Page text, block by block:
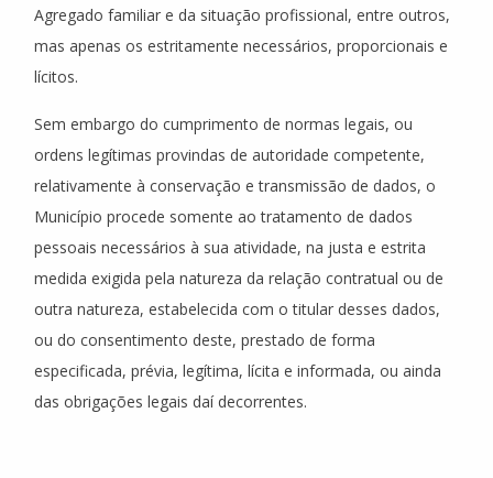
Agregado familiar e da situação profissional, entre outros,
mas apenas os estritamente necessários, proporcionais e
lícitos.
Sem embargo do cumprimento de normas legais, ou
ordens legítimas provindas de autoridade competente,
relativamente à conservação e transmissão de dados, o
Município procede somente ao tratamento de dados
pessoais necessários à sua atividade, na justa e estrita
medida exigida pela natureza da relação contratual ou de
outra natureza, estabelecida com o titular desses dados,
ou do consentimento deste, prestado de forma
especificada, prévia, legítima, lícita e informada, ou ainda
das obrigações legais daí decorrentes.